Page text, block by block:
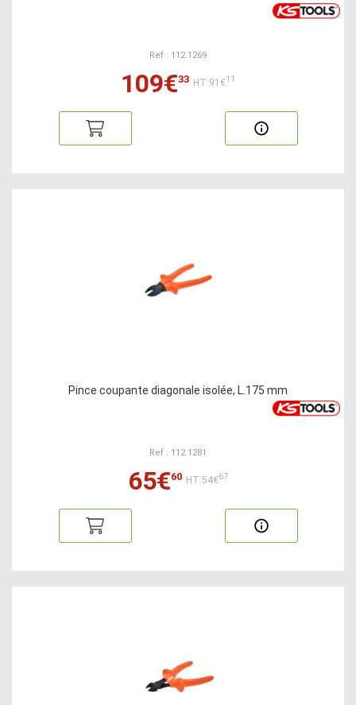
Ref : 112.1269
109€33 HT:91€11
Pince coupante diagonale isolée, L.175 mm
Ref : 112.1281
65€60 HT:54€67